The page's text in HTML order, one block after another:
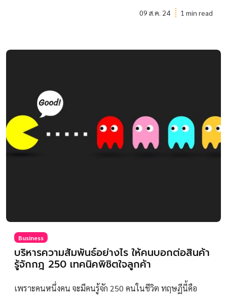
09 ส.ค. 24 1 min read
Business
บริหารความสัมพันธ์อย่างไร ให้คนบอกต่อสินค้า
รู้จักกฎ 250 เทคนิคพิชิตใจลูกค้า
เพราะคนหนึ่งคน จะมีคนรู้จัก 250 คนในชีวิต ทฤษฏีนี้คือ